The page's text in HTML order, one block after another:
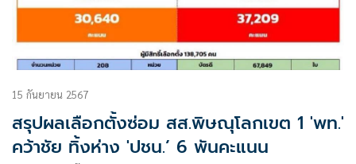
15 กันยายน 2567
สรุปผลเลือกตั้งซ่อม สส.พิษณุโลกเขต 1 'พท.'
คว้าชัย ทิ้งห่าง 'ปชน.’ 6 พันคะแนน